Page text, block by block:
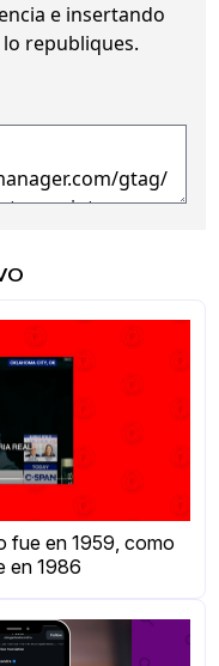
e insertando
republiques.
fue en 1959, como
en 1986